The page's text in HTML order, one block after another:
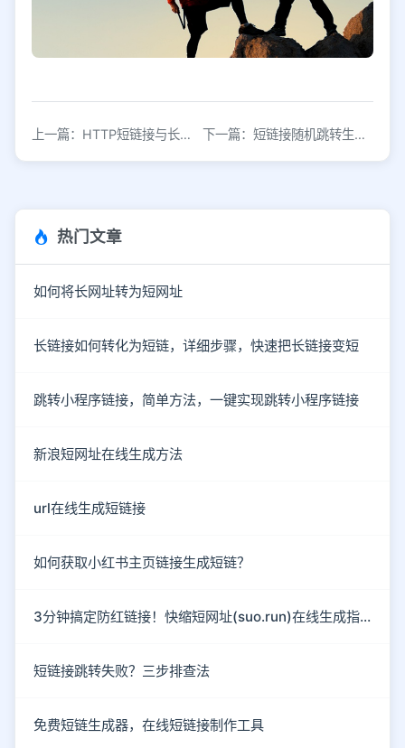
上一篇：HTTP短链接与长连接的核心区别解析 下一篇：短链接随机跳转生成工具，后台配置随机即可
热门文章
如何将长网址转为短网址
长链接如何转化为短链，详细步骤，快速把长链接变短
跳转小程序链接，简单方法，一键实现跳转小程序链接
新浪短网址在线生成方法
url在线生成短链接
如何获取小红书主页链接生成短链？
3分钟搞定防红链接！快缩短网址(suo.run)在线生成指南
短链接跳转失败？三步排查法
免费短链生成器，在线短链接制作工具